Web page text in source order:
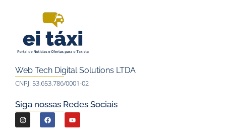
Web Tech Digital Solutions LTDA
CNPJ: 53.653.786/0001-02
Siga nossas Redes Sociais
I
n
F
a
Y
o